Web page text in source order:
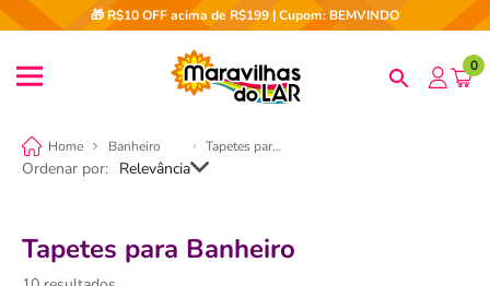
🎁 R$10 OFF acima de R$199 | Cupom: BEMVINDO
0
Banheiro Tapetes para Banheiro
Ordenar por Relevância
Tapetes para Banheiro